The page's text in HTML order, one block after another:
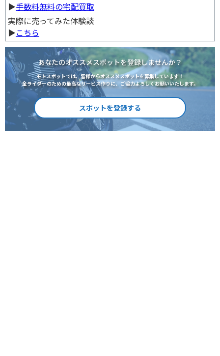
▶︎手数料無料の宅配買取
実際に売ってみた体験談
▶︎こちら
あなたのオススメスポットを登録しませんか？
モトスポットでは、皆様からオススメスポットを募集しています！
全ライダーのための最高なサービス作りに、ご協力よろしくお願いいたします。
スポットを登録する